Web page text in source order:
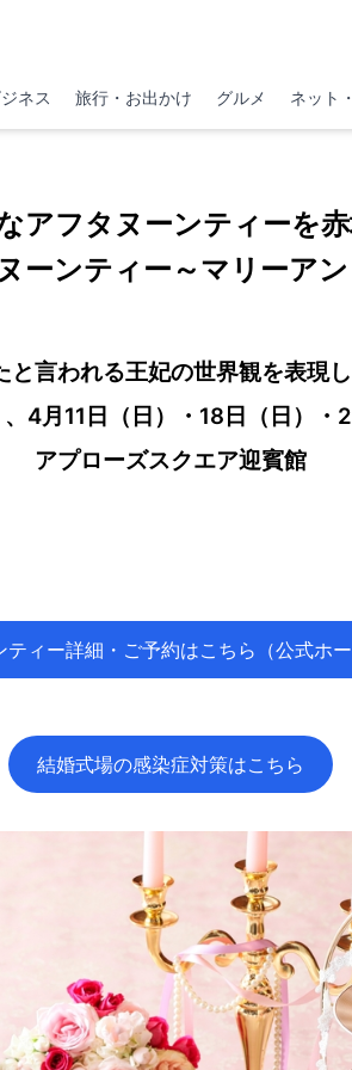
ネス 旅行・お出かけ グルメ ネット
アフタヌーンティーを
ーンティー～マリーア
と言われる王妃の世界観を表現
4月11日（日）・18日（日）・
アプローズスクエア迎賓館
ティー詳細・ご予約はこちら（公式ホー
結婚式場の感染症対策はこちら